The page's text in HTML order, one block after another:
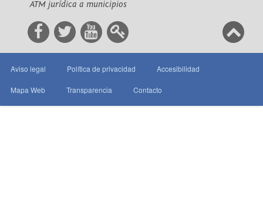
ATM jurídica a municipios
Aviso legal Política de privacidad Accesibilidad
Mapa Web Transparencia Contacto